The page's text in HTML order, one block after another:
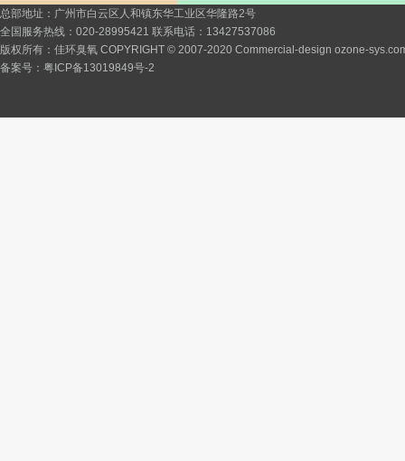
总部地址：广州市白云区人和镇东华工业区华隆路2号
全国服务热线：020-28995421 联系电话：13427537086
版权所有：佳环臭氧 COPYRIGHT © 2007-2020 Commercial-design ozone-
备案号： 粤ICP备13019849号-2